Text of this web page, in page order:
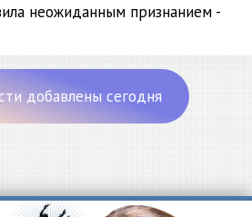
неожиданным признанием -
добавлены сегодня